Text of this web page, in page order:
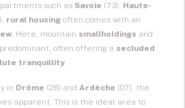
such as Savoie (73), Haute-
rural housing often comes with an
. Here, mountain smallholdings and
often offering a secluded
tranquillity.
in Drôme (26) and Ardèche (07), the
apparent. This is the ideal area to